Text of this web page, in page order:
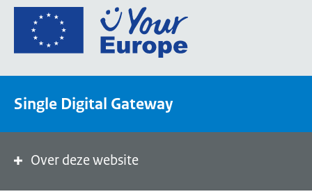
Ga
de
een
de
Single Digital Gateway
Over deze website